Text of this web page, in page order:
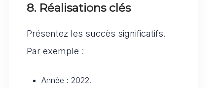
8. Réalisations clés
Présentez les succès significatifs.
Par exemple :
Année : 2022.